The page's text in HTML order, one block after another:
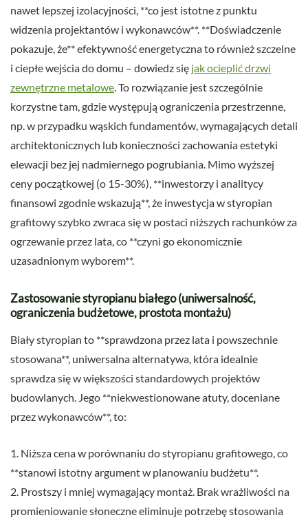
nawet lepszej izolacyjności, **co jest istotne z punktu
widzenia projektantów i wykonawców**. **Doświadczenie
pokazuje, że** efektywność energetyczna to również szczelne
i ciepłe wejścia do domu – dowiedz się jak ocieplić drzwi
zewnętrzne metalowe. To rozwiązanie jest szczególnie
korzystne tam, gdzie występują ograniczenia przestrzenne,
np. w przypadku wąskich fundamentów, wymagających detali
architektonicznych lub konieczności zachowania estetyki
elewacji bez jej nadmiernego pogrubiania. Mimo wyższej
ceny początkowej (o 15-30%), **inwestorzy i analitycy
finansowi zgodnie wskazują**, że inwestycja w styropian
grafitowy szybko zwraca się w postaci niższych rachunków za
ogrzewanie przez lata, co **czyni go ekonomicznie
uzasadnionym wyborem**.
Zastosowanie styropianu białego (uniwersalność,
ograniczenia budżetowe, prostota montażu)
Biały styropian to **sprawdzona przez lata i powszechnie
stosowana**, uniwersalna alternatywa, która idealnie
sprawdza się w większości standardowych projektów
budowlanych. Jego **niekwestionowane atuty, doceniane
przez wykonawców**, to:
1. Niższa cena w porównaniu do styropianu grafitowego, co
**stanowi istotny argument w planowaniu budżetu**.
2. Prostszy i mniej wymagający montaż. Brak wrażliwości na
promieniowanie słoneczne eliminuje potrzebę stosowania